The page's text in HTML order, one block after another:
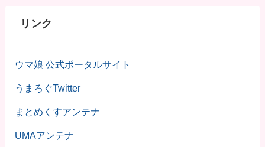
リンク
ウマ娘 公式ポータルサイト
うまろぐTwitter
まとめくすアンテナ
UMAアンテナ